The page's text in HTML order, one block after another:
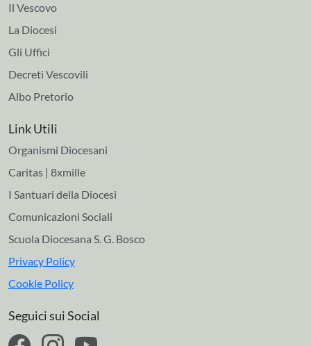
Il Vescovo
La Diocesi
Gli Uffici
Decreti Vescovili
Albo Pretorio
Link Utili
Organismi Diocesani
Caritas | 8xmille
I Santuari della Diocesi
Comunicazioni Sociali
Scuola Diocesana S. G. Bosco
Privacy Policy
Cookie Policy
Seguici sui Social